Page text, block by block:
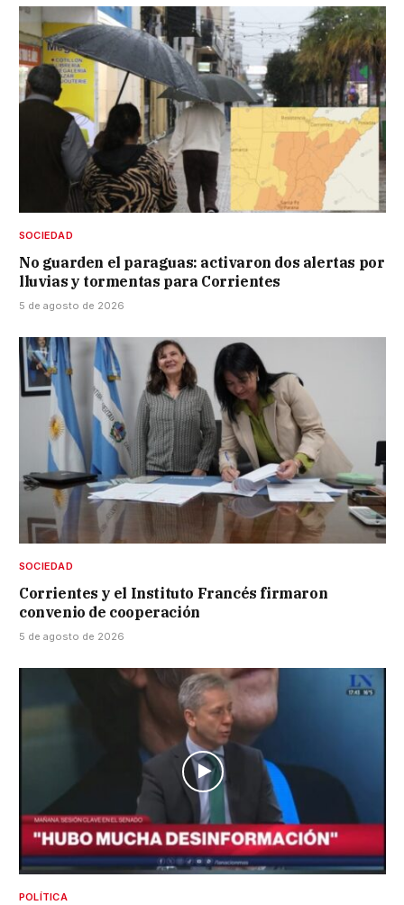
SOCIEDAD
No guarden el paraguas: activaron dos alertas por
lluvias y tormentas para Corrientes
5 de agosto de 2026
SOCIEDAD
Corrientes y el Instituto Francés firmaron
convenio de cooperación
5 de agosto de 2026
POLÍTICA